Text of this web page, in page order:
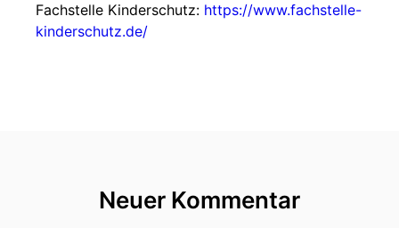
Fachstelle Kinderschutz: https://www.fachstelle-
kinderschutz.de/
Neuer Kommentar